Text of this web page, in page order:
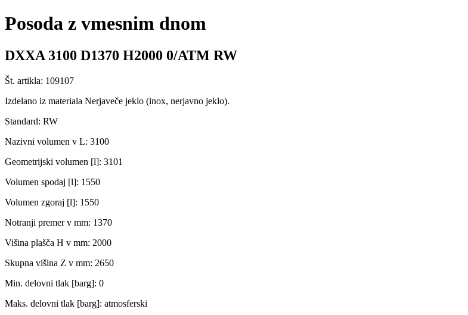
Posoda z vmesnim dnom
DXXA 3100 D1370 H2000 0/ATM RW
Št. artikla: 109107
Izdelano iz materiala Nerjaveče jeklo (inox, nerjavno jeklo).
Standard: RW
Nazivni volumen v L: 3100
Geometrijski volumen [l]: 3101
Volumen spodaj [l]: 1550
Volumen zgoraj [l]: 1550
Notranji premer v mm: 1370
Višina plašča H v mm: 2000
Skupna višina Z v mm: 2650
Min. delovni tlak [barg]: 0
Maks. delovni tlak [barg]: atmosferski